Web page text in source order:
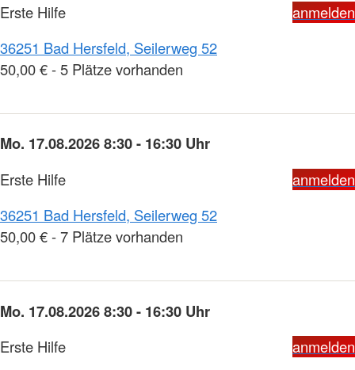
Erste Hilfe
anmelden
36251 Bad Hersfeld, Seilerweg 52
50,00 € - 5 Plätze vorhanden
Mo. 17.08.2026 8:30 - 16:30 Uhr
Erste Hilfe
anmelden
36251 Bad Hersfeld, Seilerweg 52
50,00 € - 7 Plätze vorhanden
Mo. 17.08.2026 8:30 - 16:30 Uhr
Erste Hilfe
anmelden